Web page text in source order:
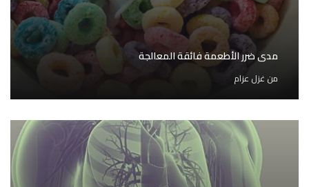
مدى ضرر الأطعمة فائقة المعالجة
من غزل عزام